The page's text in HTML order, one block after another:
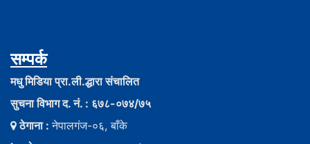
सम्पर्क
मधु मिडिया प्रा.ली.द्धारा संचालित
सुचना विभाग द. नं. : ६७८-०७४/७५
ठेगाना :नेपालगंज-०६, बाँके